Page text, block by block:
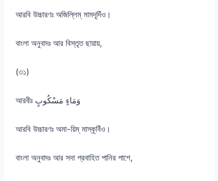
আরবি উচ্চারণঃ অজিল্লিম্ মামদূদিঁও।
বাংলা অনুবাদঃ আর বিস্তৃত ছায়ায়,
(৩১)
আরবীঃ وَمَاءٍ مَسْكُوبٍ
আরবি উচ্চারণঃ অমা-য়িম্ মাস্কূবিঁও।
বাংলা অনুবাদঃ আর সদা প্রবাহিত পানির পাশে,